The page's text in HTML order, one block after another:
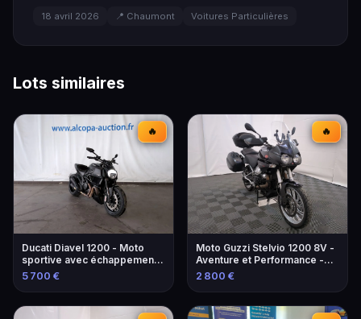
18 avril 2026 📍 Chaumont Voitures Particulières
Lots similaires
🔥
Ducati Diavel 1200 - Moto
sportive avec échappement
modifié
5 700 €
🔥
Moto Guzzi Stelvio 1200 8V -
Aventure et Performance -
2013
2 800 €